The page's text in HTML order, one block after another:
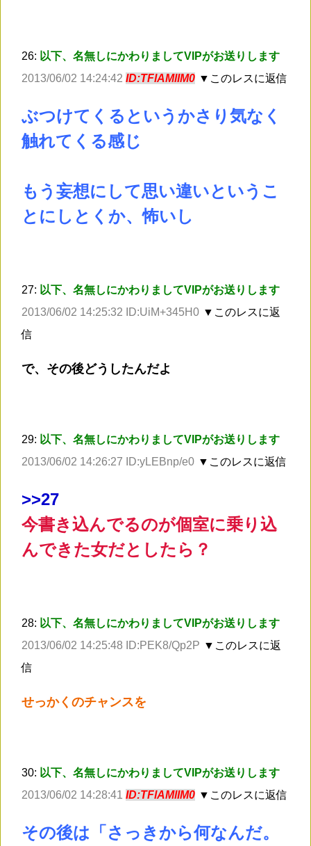
26: 以下、名無しにかわりましてVIPがお送りします
2013/06/02 14:24:42 ID:TFlAMlIM0 ▼このレスに返信
ぶつけてくるというかさり気なく
触れてくる感じ
もう妄想にして思い違いというこ
とにしとくか、怖いし
27: 以下、名無しにかわりましてVIPがお送りします
2013/06/02 14:25:32 ID:UiM+345H0 ▼このレスに返
信
で、その後どうしたんだよ
29: 以下、名無しにかわりましてVIPがお送りします
2013/06/02 14:26:27 ID:yLEBnp/e0 ▼このレスに返信
>>27
今書き込んでるのが個室に乗り込
んできた女だとしたら？
28: 以下、名無しにかわりましてVIPがお送りします
2013/06/02 14:25:48 ID:PEK8/Qp2P ▼このレスに返
信
せっかくのチャンスを
30: 以下、名無しにかわりましてVIPがお送りします
2013/06/02 14:28:41 ID:TFlAMlIM0 ▼このレスに返信
その後は「さっきから何なんだ。